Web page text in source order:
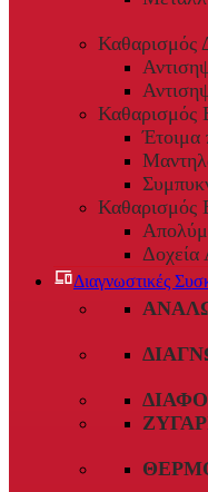
Καθαρισμός
Καθαρισμός
Έτοιμα
Καθαρισμός
Δοχεία
Διαγνωστικές